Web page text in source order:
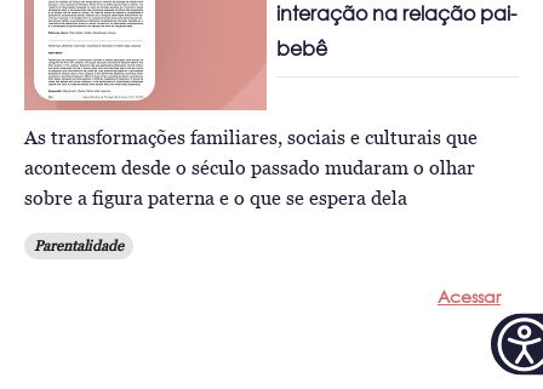
interação na relação pai-
bebê
As transformações familiares, sociais e culturais que
acontecem desde o século passado mudaram o olhar
sobre a figura paterna e o que se espera dela
Parentalidade
Acessar